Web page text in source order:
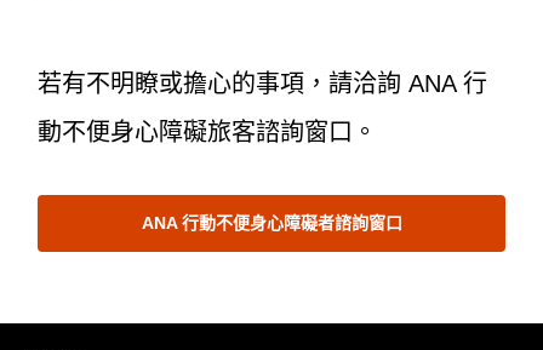
若有不明瞭或擔心的事項，請洽詢 ANA 行
動不便身心障礙旅客諮詢窗口。
ANA 行動不便身心障礙者諮詢窗口